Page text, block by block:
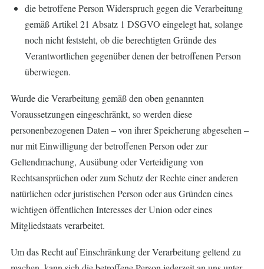
die betroffene Person Widerspruch gegen die Verarbeitung
gemäß Artikel 21 Absatz 1 DSGVO eingelegt hat, solange
noch nicht feststeht, ob die berechtigten Gründe des
Verantwortlichen gegenüber denen der betroffenen Person
überwiegen.
Wurde die Verarbeitung gemäß den oben genannten
Voraussetzungen eingeschränkt, so werden diese
personenbezogenen Daten – von ihrer Speicherung abgesehen –
nur mit Einwilligung der betroffenen Person oder zur
Geltendmachung, Ausübung oder Verteidigung von
Rechtsansprüchen oder zum Schutz der Rechte einer anderen
natürlichen oder juristischen Person oder aus Gründen eines
wichtigen öffentlichen Interesses der Union oder eines
Mitgliedstaats verarbeitet.
Um das Recht auf Einschränkung der Verarbeitung geltend zu